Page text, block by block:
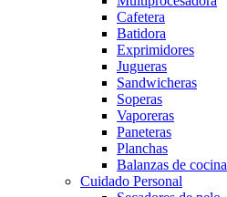
Cafetera
Batidora
Exprimidores
Jugueras
Sandwicheras
Soperas
Vaporeras
Paneteras
Planchas
Balanzas de cocina
Cuidado Personal